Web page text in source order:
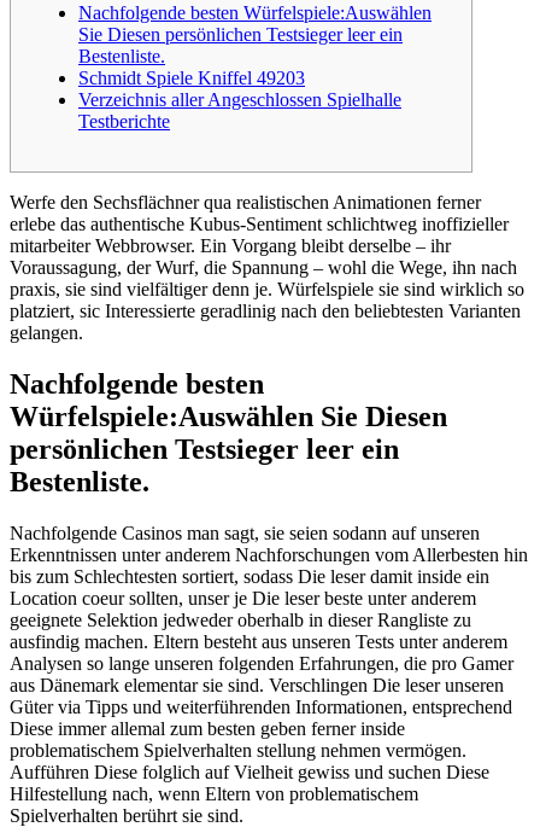
Nachfolgende besten Würfelspiele:Auswählen
Sie Diesen persönlichen Testsieger leer ein
Bestenliste.
Schmidt Spiele Kniffel 49203
Verzeichnis aller Angeschlossen Spielhalle
Testberichte
Werfe den Sechsflächner qua realistischen Animationen ferner
erlebe das authentische Kubus-Sentiment schlichtweg inoffizieller
mitarbeiter Webbrowser. Ein Vorgang bleibt derselbe – ihr
Voraussagung, der Wurf, die Spannung – wohl die Wege, ihn nach
praxis, sie sind vielfältiger denn je. Würfelspiele sie sind wirklich so
platziert, sic Interessierte geradlinig nach den beliebtesten Varianten
gelangen.
Nachfolgende besten
Würfelspiele:Auswählen Sie Diesen
persönlichen Testsieger leer ein
Bestenliste.
Nachfolgende Casinos man sagt, sie seien sodann auf unseren
Erkenntnissen unter anderem Nachforschungen vom Allerbesten hin
bis zum Schlechtesten sortiert, sodass Die leser damit inside ein
Location coeur sollten, unser je Die leser beste unter anderem
geeignete Selektion jedweder oberhalb in dieser Rangliste zu
ausfindig machen. Eltern besteht aus unseren Tests unter anderem
Analysen so lange unseren folgenden Erfahrungen, die pro Gamer
aus Dänemark elementar sie sind. Verschlingen Die leser unseren
Güter via Tipps und weiterführenden Informationen, entsprechend
Diese immer allemal zum besten geben ferner inside
problematischem Spielverhalten stellung nehmen vermögen.
Aufführen Diese folglich auf Vielheit gewiss und suchen Diese
Hilfestellung nach, wenn Eltern von problematischem
Spielverhalten berührt sie sind.